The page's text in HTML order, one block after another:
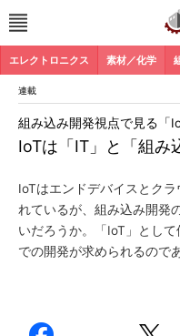
エレクトロニクス 素材／化学
連載
IoTは「IT」と「組み
組み込み開発視点で見る「
IoTはエンドデバイスとク
れているが、組み込み開発
いだろうか。「IoT」とし
での開発が求められるので